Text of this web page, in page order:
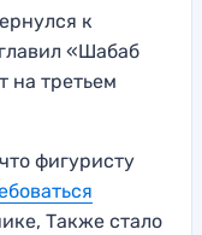
к
«Шабаб
на третьем
фигуристу
Также стало